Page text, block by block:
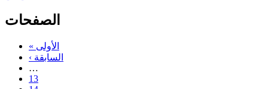
الصفحات
« الأولى
‹ السابقة
…
13